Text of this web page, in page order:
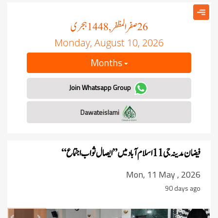
26صفر المظفر, 1448 ہجری
Monday, August 10, 2026
Months
Join Whatsapp Group
فیضان مدینہ جی 11 اسلام آباد میں ”ایصال ثواب اجتماع “
Mon, 11 May , 2026
90 days ago